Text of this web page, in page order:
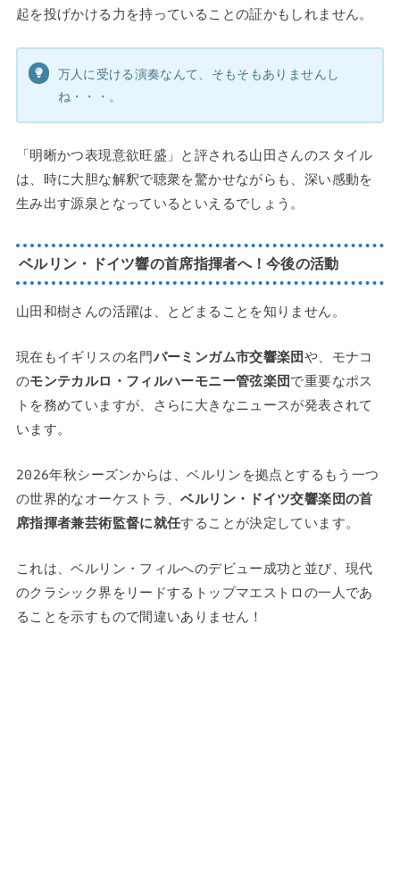
起を投げかける力を持っていることの証かもしれません。
万人に受ける演奏なんて、そもそもありませんし
ね・・・。
「明晰かつ表現意欲旺盛」と評される山田さんのスタイル
は、時に大胆な解釈で聴衆を驚かせながらも、深い感動を
生み出す源泉となっているといえるでしょう。
ベルリン・ドイツ響の首席指揮者へ！今後の活動
山田和樹さんの活躍は、とどまることを知りません。
現在もイギリスの名門バーミンガム市交響楽団や、モナコ
のモンテカルロ・フィルハーモニー管弦楽団で重要なポス
トを務めていますが、さらに大きなニュースが発表されて
います。
2026年秋シーズンからは、ベルリンを拠点とするもう一つ
の世界的なオーケストラ、ベルリン・ドイツ交響楽団の首
席指揮者兼芸術監督に就任することが決定しています。
これは、ベルリン・フィルへのデビュー成功と並び、現代
のクラシック界をリードするトップマエストロの一人であ
ることを示すもので間違いありません！